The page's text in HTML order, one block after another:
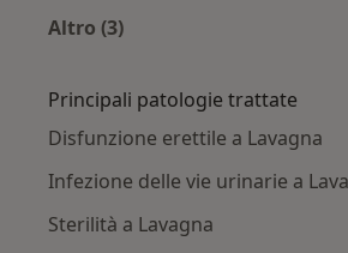
Altro (3)
Principali patologie trattate
Disfunzione erettile a Lavagna
Infezione delle vie urinarie a
Sterilità a Lavagna